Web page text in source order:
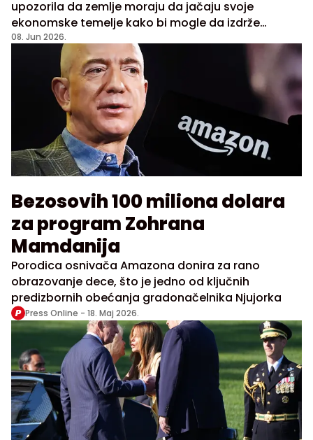
upozorila da zemlje moraju da jačaju svoje
ekonomske temelje kako bi mogle da izdrže
buduće šokove, jer globalna nestabilnost više nije
izuzetak, već trajna karakteristika sistema
08. Jun 2026.
Bezosovih 100 miliona dolara
za program Zohrana
Mamdanija
Porodica osnivača Amazona donira za rano
obrazovanje dece, što je jedno od ključnih
predizbornih obećanja gradonačelnika Njujorka
Press Online - 18. Maj 2026.